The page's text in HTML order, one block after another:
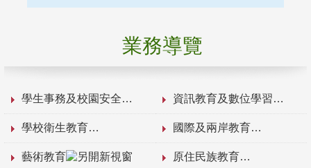
業務導覽
學生事務及校園安全 資訊教育及數位學習
學校衛生教育 國際及兩岸教育
藝術教育 原住民族教育